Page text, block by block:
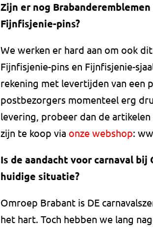
Zijn er nog
Fijnfisjenie-pins?
We werken er hard aan om ook
Fijnfisjenie-pins en Fijnfisjenie-
rekening met levertijden van een
postbezorgers momenteel erg
levering, probeer dan de
zijn te koop via onze webshop:
Is de aandacht voor carnaval
huidige situatie?
Omroep Brabant is DE
het hart. Toch hebben we lang